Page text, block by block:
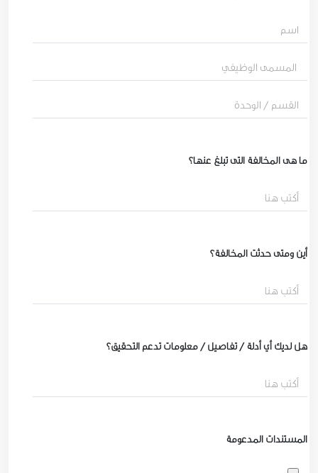
ما هي المخالفة التي تبلغ عنها؟
أين ومتى حدثت المخالفة؟
هل لديك أي أدلة / تفاصيل / معلومات تدعم التحقيق؟
المستندات المدعومة